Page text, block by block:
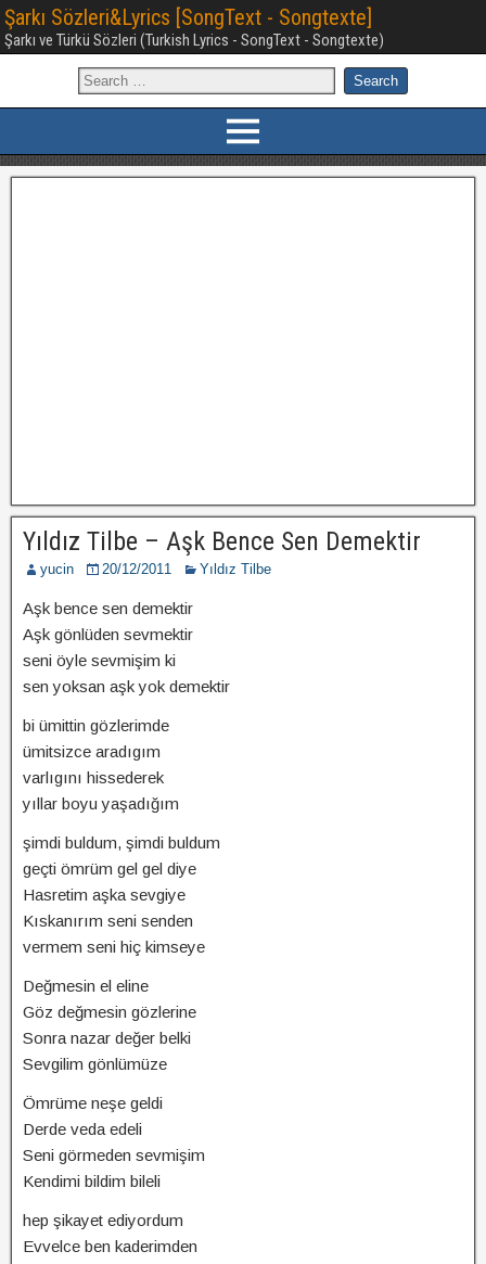
Şarkı Sözleri&Lyrics [SongText - Songtexte]
Şarkı ve Türkü Sözleri (Turkish Lyrics - SongText - Songtexte)
Yıldız Tilbe – Aşk Bence Sen Demektir
yucin 20/12/2011 Yıldız Tilbe
Aşk bence sen demektir
Aşk gönlüden sevmektir
seni öyle sevmişim ki
sen yoksan aşk yok demektir
bi ümittin gözlerimde
ümitsizce aradıgım
varlıgını hissederek
yıllar boyu yaşadığım
şimdi buldum, şimdi buldum
geçti ömrüm gel gel diye
Hasretim aşka sevgiye
Kıskanırım seni senden
vermem seni hiç kimseye
Değmesin el eline
Göz değmesin gözlerine
Sonra nazar değer belki
Sevgilim gönlümüze
Ömrüme neşe geldi
Derde veda edeli
Seni görmeden sevmişim
Kendimi bildim bileli
hep şikayet ediyordum
Evvelce ben kaderimden